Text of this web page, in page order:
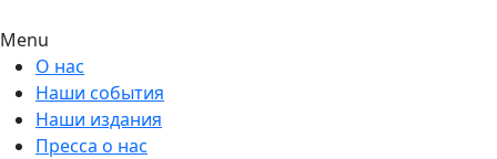
Menu
О нас
Наши события
Наши издания
Пресса о нас